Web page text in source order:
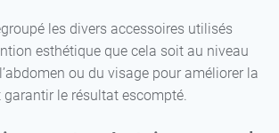
0 41,99 €
1 41,99 €
les divers accessoires utilisés
esthétique que cela soit au niveau
ou du visage pour améliorer la
garantir le résultat escompté.